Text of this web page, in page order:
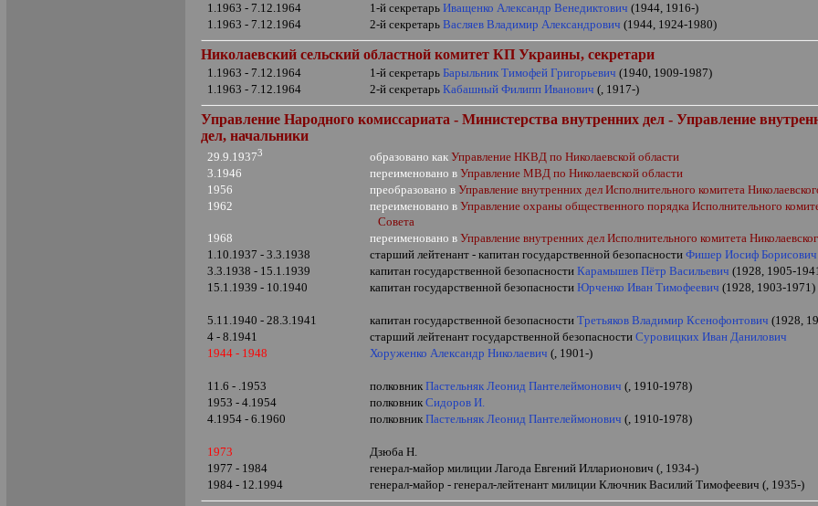
1.1963 - 7.12.1964 1-й секретарьИващенко Александр Венедиктович (1944, 1916-)
1.1963 - 7.12.1964
2-й секретарьВасляев Владимир Александрович (1944, 1924-1980)
Николаевский сельский областной комитет КП Украины, секретари
1.1963 - 7.12.1964 1-й секретарьБарыльник Тимофей Григорьевич (1940, 1909-1987)
1.1963 - 7.12.1964
2-й секретарьКабашный Филипп Иванович (, 1917-)
Управление Народного комиссариата - Министерства внутренних дел - Управление
дел, начальники
29.9.19373 образованокакУправление НКВД по Николаевской области
3.1946
переименовано вУправление МВД поНиколаевскойобласти
1956
преобразовано вУправление внутренних дел Исполнительного комитета
1962
переименовано вУправление охраны общественного порядка Исполнительного
Совета
1968
переименовано вУправление внутренних дел Исполнительного комитета
1.10.1937 - 3.3.1938
старший лейтенант - капитан государственной безопасностиФишер Иосиф Борисович
3.3.1938 - 15.1.1939
капитан государственной безопасностиКарамышев Пётр Васильевич (1928, 1905-
15.1.1939 - 10.1940
капитан государственной безопасностиЮрченко Иван Тимофеевич (1928, 1903-1971)
5.11.1940 - 28.3.1941 капитан государственной безопасностиТретьяков Владимир Ксенофонтович (1928,
4 - 8.1941
старший лейтенант государственной безопасностиСуровицких Иван Данилович
1944 - 1948
Хоруженко Александр Николаевич (, 1901-)
11.6 - .1953 полковникПастельняк Леонид Пантелеймонович (, 1910-1978)
1953 - 4.1954
полковникСидоров И.
4.1954 - 6.1960
полковникПастельняк Леонид Пантелеймонович (, 1910-1978)
1973
Дзюба Н.
1977 - 1984
генерал-майор милиции Лагода Евгений Илларионович (, 1934-)
1984 - 12.1994
генерал-майор - генерал-лейтенант милиции Ключник Василий Тимофеевич (, 1935-)